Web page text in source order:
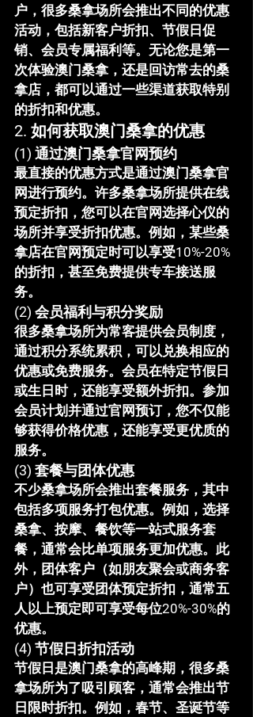
户，很多桑拿场所会推出不同的优惠
活动，包括新客户折扣、节假日促
销、会员专属福利等。无论您是第一
次体验澳门桑拿，还是回访常去的桑
拿店，都可以通过一些渠道获取特别
的折扣和优惠。
2. 如何获取澳门桑拿的优惠
(1) 通过澳门桑拿官网预约
最直接的优惠方式是通过澳门桑拿官
网进行预约。许多桑拿场所提供在线
预定折扣，您可以在官网选择心仪的
场所并享受折扣优惠。例如，某些桑
拿店在官网预定时可以享受10%-20%
的折扣，甚至免费提供专车接送服
务。
(2) 会员福利与积分奖励
很多桑拿场所为常客提供会员制度，
通过积分系统累积，可以兑换相应的
优惠或免费服务。会员在特定节假日
或生日时，还能享受额外折扣。参加
会员计划并通过官网预订，您不仅能
够获得价格优惠，还能享受更优质的
服务。
(3) 套餐与团体优惠
不少桑拿场所会推出套餐服务，其中
包括多项服务打包优惠。例如，选择
桑拿、按摩、餐饮等一站式服务套
餐，通常会比单项服务更加优惠。此
外，团体客户（如朋友聚会或商务客
户）也可享受团体预定折扣，通常五
人以上预定即可享受每位20%-30%的
优惠。
(4) 节假日折扣活动
节假日是澳门桑拿的高峰期，很多桑
拿场所为了吸引顾客，通常会推出节
日限时折扣。例如，春节、圣诞节等